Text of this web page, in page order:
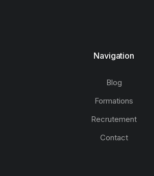
Navigation
Blog
Formations
Recrutement
Contact